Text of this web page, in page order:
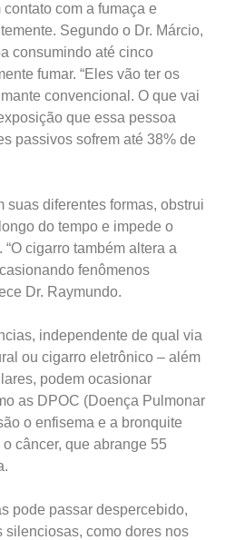
com a fumaça e
Segundo o Dr. Márcio,
consumindo até cinco
fumar. “Eles vão ter os
convencional. O que vai
que essa pessoa
passivos sofrem até 38% de
suas diferentes formas, obstrui
do tempo e impede o
cigarro também altera a
fenômenos
Dr. Raymundo.
independente de qual via
ou cigarro eletrônico – além
podem ocasionar
as DPOC (Doença Pulmonar
o enfisema e a bronquite
câncer, que abrange 55
pode passar despercebido,
silenciosas, como dores nos